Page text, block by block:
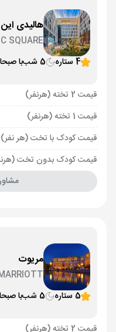
هالیدی این
SQUARE
4 ستاره
5 شب با
قیمت 2 تخته (هرنفر)
قیمت 1 تخته (هرنفر)
قیمت کودک با تخت (هر نفر)
قیمت کودک بدون تخت
مریوت
5 ستاره
5 شب با
قیمت 2 تخته (هرنفر)